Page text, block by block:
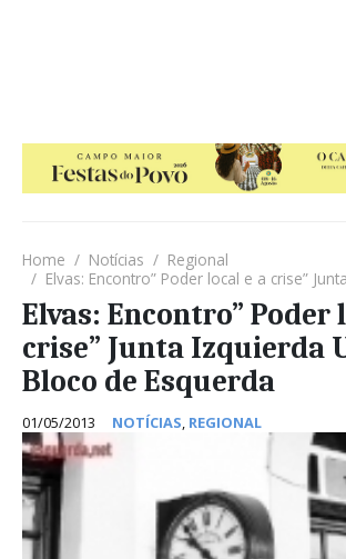
Home Notícias
Regional
Elvas: Encontro” Poder local e a crise” Junta Izquierda
Elvas: Encontro” Poder
crise” Junta Izquierda
Bloco de Esquerda
01/05/2013 NOTÍCIAS, REGIONAL